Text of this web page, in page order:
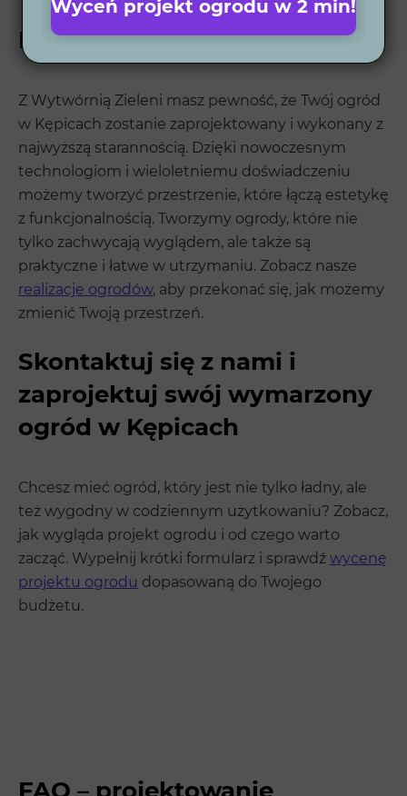
Projekt ogrodu w Kępicach
Z Wytwórnią Zieleni masz pewność, że Twój ogród
w Kępicach zostanie zaprojektowany i wykonany z
najwyższą starannością. Dzięki nowoczesnym
technologiom i wieloletniemu doświadczeniu
możemy tworzyć przestrzenie, które łączą estetykę
z funkcjonalnością. Tworzymy ogrody, które nie
tylko zachwycają wyglądem, ale także są
praktyczne i łatwe w utrzymaniu. Zobacz nasze
realizacje ogrodów, aby przekonać się, jak możemy
zmienić Twoją przestrzeń.
Skontaktuj się z nami i
zaprojektuj swój wymarzony
ogród w Kępicach
Chcesz mieć ogród, który jest nie tylko ładny, ale
też wygodny w codziennym użytkowaniu? Zobacz,
jak wygląda projekt ogrodu i od czego warto
zacząć. Wypełnij krótki formularz i sprawdź wycenę
projektu ogrodu dopasowaną do Twojego
budżetu.
Wyceń projekt ogrodu w 2 min!